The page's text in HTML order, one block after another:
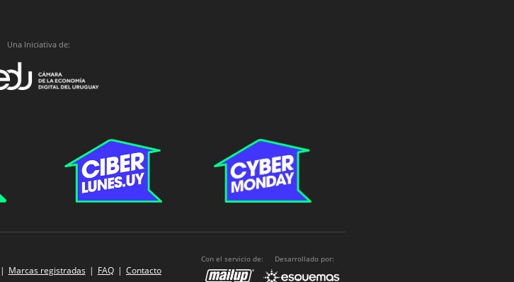
Una Iniciativa de:
Marcas registradas FAQ Contacto
Con el servicio de: Desarrollado por: